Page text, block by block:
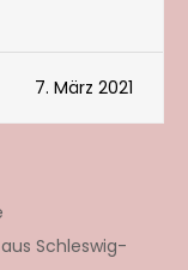
7. März 2021
Schleswig-